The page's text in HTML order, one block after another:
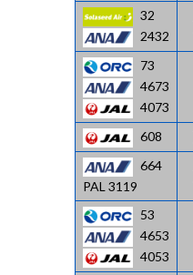
32
2432
73
4673
4073
608
664
PAL 3119
53
4653
4053